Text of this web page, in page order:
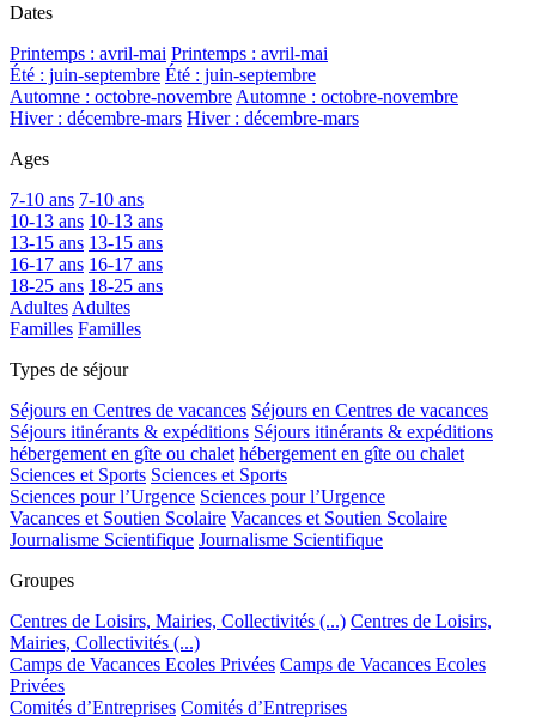
Dates
Printemps : avril-mai Printemps : avril-mai
Été : juin-septembre Été : juin-septembre
Automne : octobre-novembre Automne : octobre-novembre
Hiver : décembre-mars Hiver : décembre-mars
Ages
7-10 ans 7-10 ans
10-13 ans 10-13 ans
13-15 ans 13-15 ans
16-17 ans 16-17 ans
18-25 ans 18-25 ans
Adultes Adultes
Familles Familles
Types de séjour
Séjours en Centres de vacances Séjours en Centres de vacances
Séjours itinérants & expéditions Séjours itinérants & expéditions
hébergement en gîte ou chalet hébergement en gîte ou chalet
Sciences et Sports Sciences et Sports
Sciences pour l’Urgence Sciences pour l’Urgence
Vacances et Soutien Scolaire Vacances et Soutien Scolaire
Journalisme Scientifique Journalisme Scientifique
Groupes
Centres de Loisirs, Mairies, Collectivités (...) Centres de Loisirs,
Mairies, Collectivités (...)
Camps de Vacances Ecoles Privées Camps de Vacances Ecoles
Privées
Comités d’Entreprises Comités d’Entreprises